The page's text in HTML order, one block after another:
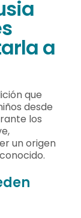
a
que
desde
los
un origen